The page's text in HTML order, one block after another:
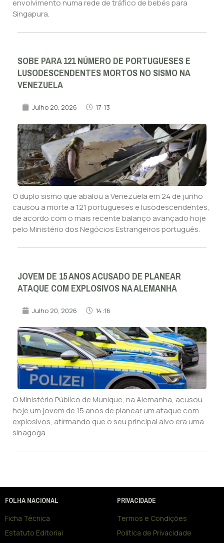
envolvimento numa rede de tráfico de bebés para
Singapura.
SOBE PARA 121 NÚMERO DE PORTUGUESES E
LUSODESCENDENTES MORTOS NO SISMO NA
VENEZUELA
Julho 20, 2026 17:13
O duplo sismo que abalou a Venezuela em 24 de junho
causou a morte a 121 portugueses e lusodescendentes,
de acordo com o mais recente balanço avançado hoje
pelo Ministério dos Negócios Estrangeiros português.
JOVEM DE 15 ANOS ACUSADO DE PLANEAR
ATAQUE COM EXPLOSIVOS NA ALEMANHA
Julho 20, 2026 14:16
O Ministério Público de Munique, na Alemanha, acusou
hoje um jovem de 15 anos de planear um ataque com
explosivos, afirmando que o seu principal alvo era uma
sinagoga.
FOLHA NACIONAL
Ficha Técnica
Estatuto Editorial
PRIVACIDADE
Termos e Condições
Política de Privacidade